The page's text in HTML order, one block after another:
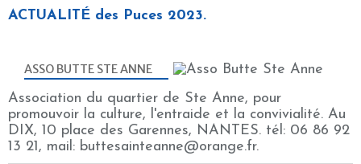
ACTUALITÉ des Puces 2023.
ASSO BUTTE STE ANNE
Association du quartier de Ste Anne, pour
promouvoir la culture, l'entraide et la convivialité. Au
DIX, 10 place des Garennes, NANTES. tél: 06 86 92
13 21, mail: buttesainteanne@orange.fr.